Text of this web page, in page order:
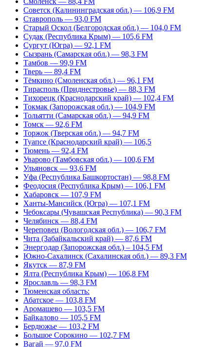
Советск (Калининградская обл.) — 106,9 FM
Ставрополь — 93,0 FM
Старый Оскол (Белгородская обл.) — 104,0 FM
Судак (Республика Крым) — 105,6 FM
Сургут (Югра) — 92,1 FM
Сызрань (Самарская обл.) — 98,3 FM
Тамбов — 99,9 FM
Тверь — 89,4 FM
Тёмкино (Смоленская обл.) — 96,1 FM
Тирасполь (Приднестровье) — 88,3 FM
Тихорецк (Краснодарский край) — 102,4 FM
Токмак (Запорожская обл.) — 104,9 FM
Тольятти (Самарская обл.) — 94,9 FM
Томск — 92,6 FM
Торжок (Тверская обл.) — 94,7 FM
Туапсе (Краснодарский край) — 106,5
Тюмень — 92,4 FM
Уварово (Тамбовская обл.) — 100,6 FM
Ульяновск — 93,6 FM
Уфа (Республика Башкортостан) — 98,8 FM
Феодосия (Республика Крым) — 106,1 FM
Хабаровск — 107,9 FM
Ханты-Мансийск (Югра) — 107,1 FM
Чебоксары (Чувашская Республика) — 90,3 FM
Челябинск — 88,4 FM
Череповец (Вологодская обл.) — 106,7 FM
Чита (Забайкальский край) — 87,6 FM
Энергодар (Запорожская обл.) – 104,5 FM
Южно-Сахалинск (Сахалинская обл.) — 89,3 FM
Якутск — 87,9 FM
Ялта (Республика Крым) — 106,8 FM
Ярославль — 98,3 FM
Тюменская область:
Абатское — 103,8 FM
Аромашево — 103,5 FM
Байкалово — 105,5 FM
Бердюжье — 103,2 FM
Большое Сорокино — 102,7 FM
Вагай — 97,0 FM